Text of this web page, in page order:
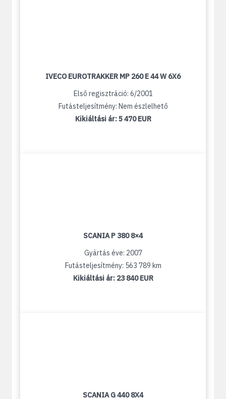
IVECO EUROTRAKKER MP 260 E 44 W 6X6
Első regisztráció: 6/2001
Futásteljesítmény: Nem észlelhető
Kikiáltási ár:5 470 EUR
SCANIA P 380 8×4
Gyártás éve: 2007
Futásteljesítmény: 563 789 km
Kikiáltási ár: 23 840 EUR
SCANIA G 440 8X4